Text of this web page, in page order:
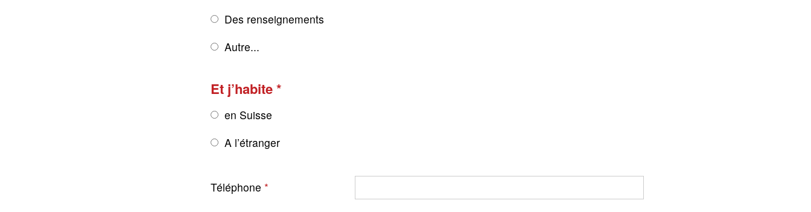
Des renseignements
Autre...
Et j’habite
en Suisse
A l’étranger
Téléphone